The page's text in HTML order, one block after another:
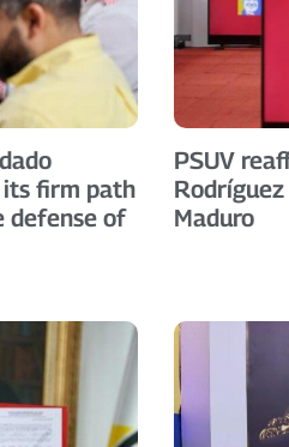
its firm path
defense of
PSUV
Maduro